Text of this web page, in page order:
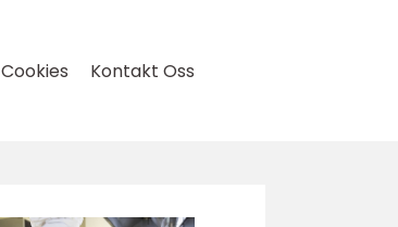
Cookies Kontakt Oss